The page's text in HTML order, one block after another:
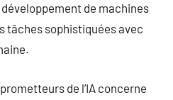
de machines
tâches sophistiquées avec
de l’IA concerne